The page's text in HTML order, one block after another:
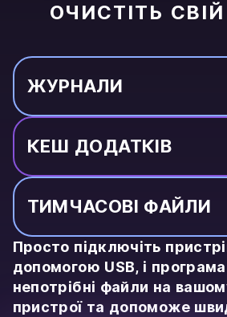
ОЧИСТІТЬ
ЖУРНАЛИ
КЕШ ДОДАТКІВ
ТИМЧАСОВІ ФАЙЛИ
Просто підключіть
допомогою USB, і
непотрібні файли на
пристрої та допоможе